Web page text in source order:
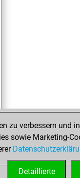
zu verbessern und
sowie Marketing-
Detaillierte